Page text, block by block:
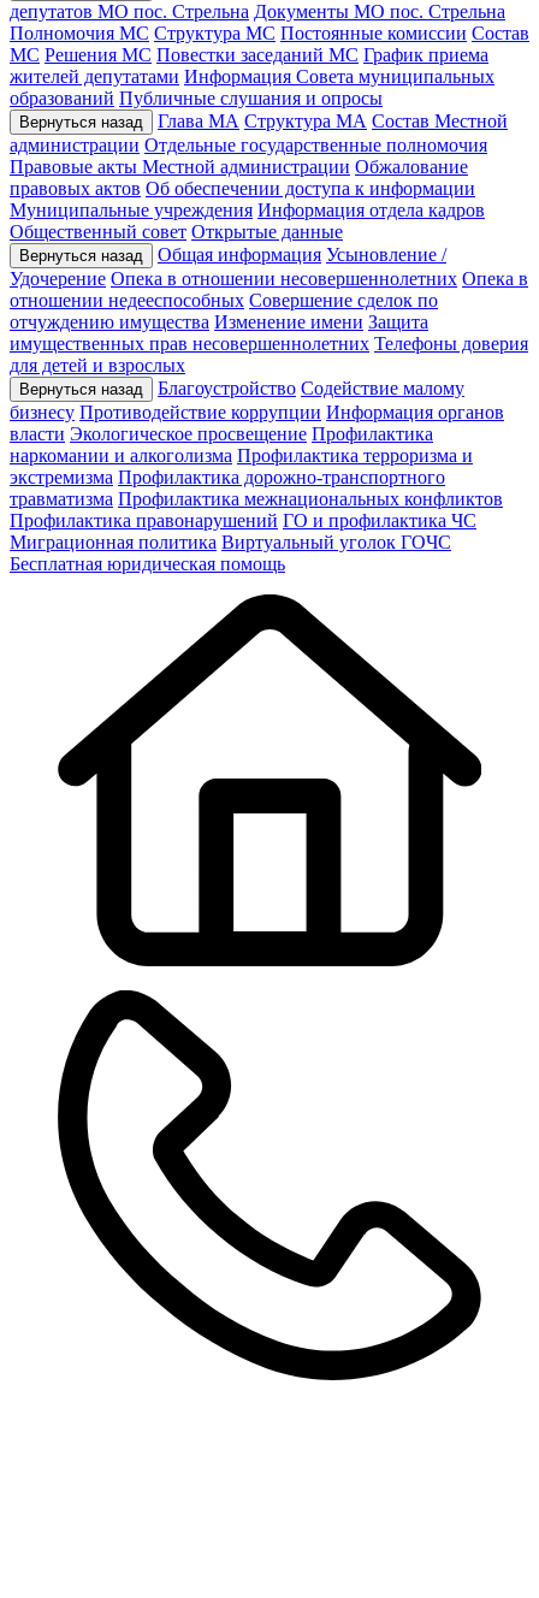
депутатов МО пос. Стрельна Документы МО пос. Стрельна
Полномочия МС Структура МС Постоянные комиссии Состав
МС Решения МС Повестки заседаний МС График приема
жителей депутатами Информация Совета муниципальных
образований Публичные слушания и опросы
Вернуться назад Глава МА Структура МА Состав Местной
администрации Отдельные государственные полномочия
Правовые акты Местной администрации Обжалование
правовых актов Об обеспечении доступа к информации
Муниципальные учреждения Информация отдела кадров
Общественный совет Открытые данные
Вернуться назад Общая информация Усыновление /
Удочерение Опека в отношении несовершеннолетних Опека в
отношении недееспособных Совершение сделок по
отчуждению имущества Изменение имени Защита
имущественных прав несовершеннолетних Телефоны доверия
для детей и взрослых
Вернуться назад Благоустройство Содействие малому
бизнесу Противодействие коррупции Информация органов
власти Экологическое просвещение Профилактика
наркомании и алкоголизма Профилактика терроризма и
экстремизма Профилактика дорожно-транспортного
травматизма Профилактика межнациональных конфликтов
Профилактика правонарушений ГО и профилактика ЧС
Миграционная политика Виртуальный уголок ГОЧС
Бесплатная юридическая помощь